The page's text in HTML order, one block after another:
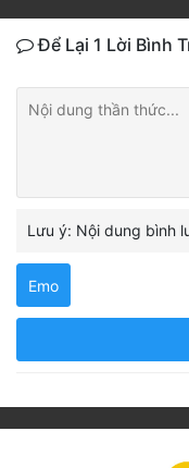
Để Lại 1 Lời Bình
Lưu ý: Nội dung bình
Emo